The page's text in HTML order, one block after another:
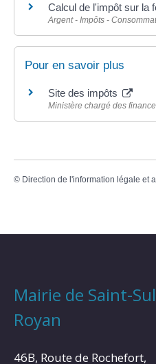
Calcul de l'impôt sur la
Argent - Impôts -
Pour en savoir plus
Site des impôts
Ministère chargé des
© Direction de l'information légale et
Mairie de Saint-
Royan
46B, Route de Rochefort,